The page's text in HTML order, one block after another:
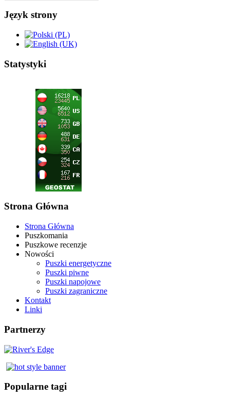
Język strony
Statystyki
Strona Główna
Strona Główna
Puszkomania
Puszkowe recenzje
Nowości
Puszki energetyczne
Puszki piwne
Puszki napojowe
Puszki zagraniczne
Kontakt
Linki
Partnerzy
Popularne tagi